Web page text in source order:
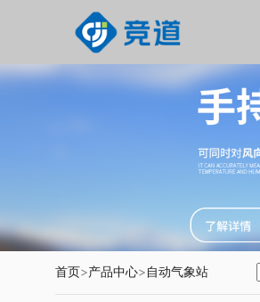
首页>产品中心>自动气象站